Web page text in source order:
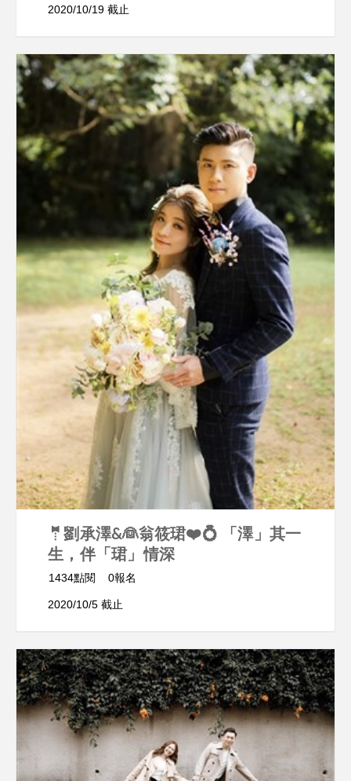
2020/10/19 截止
🤵劉承澤&👰翁筱珺❤️💍 「澤」其一
生，伴「珺」情深
1434點閱 0報名
2020/10/5 截止